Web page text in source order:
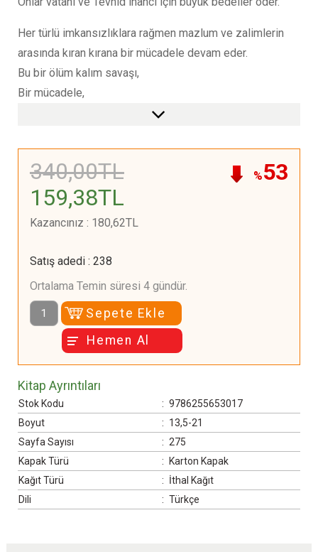
Her türlü imkansızlıklara rağmen mazlum ve zalimlerin
arasında kıran kırana bir mücadele devam eder.
Bu bir ölüm kalım savaşı,
Bir mücadele,
kaybedersin.
Öyle de olacak kaybedeceksin!
%53
340,00TL
159,38TL
Kazancınız : 180,62TL
Satış adedi: 238
Ortalama Temin süresi 4 gündür.
Sepete Ekle
Hemen Al
Kitap Ayrıntıları
Stok Kodu : 9786255653017
Boyut
: 13,5-21
Sayfa Sayısı
: 275
Kapak Türü
:
Karton Kapak
Kağıt Türü
: İthal Kağıt
Dili
: Türkçe